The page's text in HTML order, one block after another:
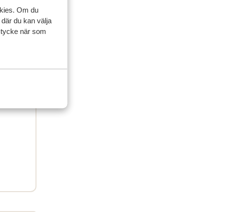
Om du
du kan välja
när som
die
die...